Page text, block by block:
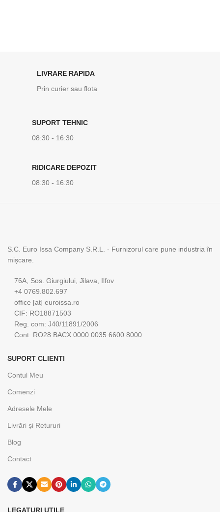
LIVRARE RAPIDA
Prin curier sau flota
SUPORT TEHNIC
08:30 - 16:30
RIDICARE DEPOZIT
08:30 - 16:30
S.C. Euro Issa Company S.R.L. - Furnizorul care pune industria în
mișcare.
76A, Sos. Giurgiului, Jilava, Ilfov
+4 0769.802.697
office [at] euroissa.ro
CIF: RO18871503
Reg. com: J40/11891/2006
Cont: RO28 BACX 0000 0035 6600 8000
SUPORT CLIENTI
Contul Meu
Comenzi
Adresele Mele
Livrări și Retururi
Blog
Contact
LEGATURI UTILE